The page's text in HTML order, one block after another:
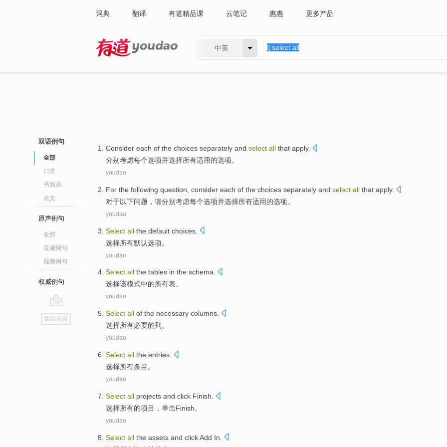
词典 翻译 有道精品课 云笔记 惠惠 更多产品
中英
双语例句
全部
口语
书面语
论文
原声例句
全部
音频例句
视频例句
权威例句
go
top
返回词典
Consider each of the choices separately and select all that apply.
分别考虑每个选项并选择所有适用的选项。
youdao
For the following question consider each of the choices separately and select all that apply.
对于以下问题 ，请分别考虑每个选项并选择所有适用的选项。
youdao
Select all the default choices
选择所有默认选项。
youdao
Select all the tables in the schema.
选择该模式中的所有表。
youdao
Select all of the necessary columns
选择所有必要的列 。
youdao
Select all the entries
选择所有条目 。
youdao
Select all projects and click Finish
选择所有的项目 ， 单击Finish。
youdao
Select all the assets and clickAdd In.